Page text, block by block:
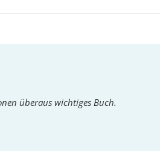
überaus wichtiges Buch.